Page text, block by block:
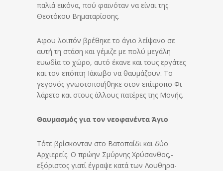
παλιά εικό­να, πού φαι­νό­ταν να είναι της
Θεοτόκου Βηματαρίσσης.
Αφου λοιπόν βρέθηκε το άγιο λείψανο σε
αυτή τη στάση και γέμιζε με πολύ με­γά­λη
ευωδία το χώρο, αυτό έκανε και τους εργάτες
και τον επό­πτη Ιά­κω­βο να θαυμάζουν. Το
γεγονός γνωστοποιήθηκε στον επί­τρο­πο Φι­
λά­ρε­το και στους άλλους πατέρες της Μονής.
Θαυμασμός για τον νεοφανέντα Άγιο
Τότε βρίσκονταν στο Βατοπαίδι και δύο
Αρχιερείς. Ο πρώ­ην Σμύρνης Χρύσανθος,-
εξόριστος γιατί έγραψε κατά των Λου­θη­ρα­